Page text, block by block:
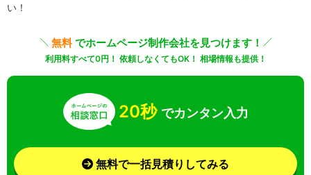
い！
無料でホームページ制作会社を見つけます！
利用料すべて0円！ 依頼しなくてもOK！ 相場情報も提供！
20秒 でカンタン入力
無料で一括見積りしてみる